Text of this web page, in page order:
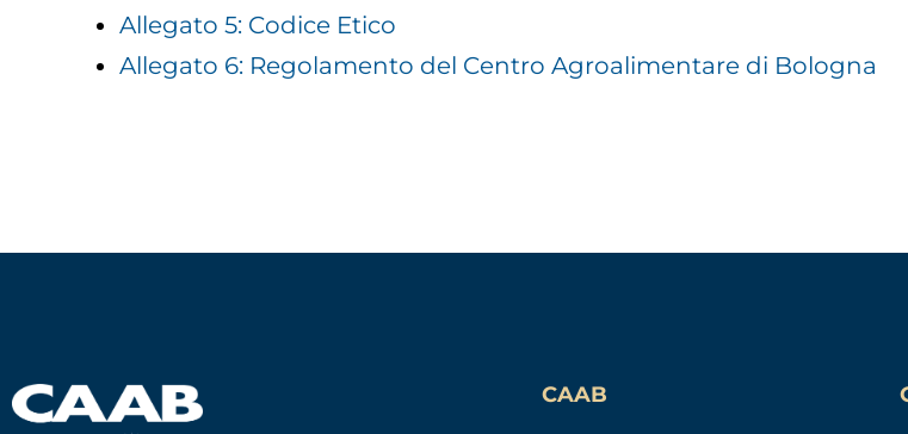
Allegato 5: Codice Etico
Allegato 6: Regolamento del Centro Agroalimentare di Bologna
CAAB